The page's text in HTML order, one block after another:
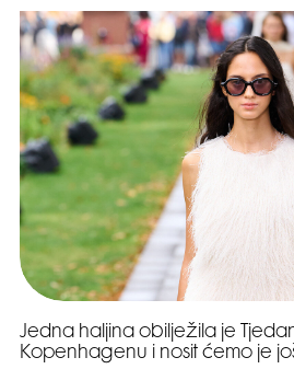
Jedna haljina obilježila je
Kopenhagenu i nosit ćemo je